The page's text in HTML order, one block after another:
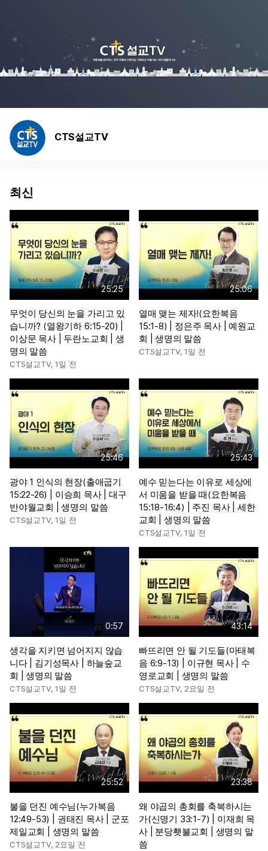
CTS설교TV
최신
25:25
무엇이 당신의 눈을 가리고 있
습니까? (열왕기하 6:15-20) |
이상문 목사 | 두란노교회 | 생
명의 말씀
CTS설교TV,1일 전
25:06
열매 맺는 제자!(요한복음
15:1-8) | 정은주 목사 | 예원교
회 | 생명의 말씀
CTS설교TV,1일 전
25:46
광야 1 인식의 현장(출애굽기
15:22-26) | 이승희 목사 | 대구
반야월교회 | 생명의 말씀
CTS설교TV,1일 전
25:43
예수 믿는다는 이유로 세상에
서 미움을 받을 때(요한복음
15:18-16:4) | 주진 목사 | 세한
교회 | 생명의 말씀
CTS설교TV,1일 전
0:57
생각을 지키면 넘어지지 않습
니다 | 김기성목사 | 하늘숲교
회 | 생명의 말씀
CTS설교TV,1일 전
43:14
빠뜨리면 안 될 기도들(마태복
음 6:9-13) | 이규현 목사 | 수
영로교회 | 생명의 말씀
CTS설교TV, 2요일 전
25:52
불을 던진 예수님(누가복음
12:49-53) | 권태진 목사 | 군포
제일교회 | 생명의 말씀
CTS설교TV, 2요일 전
23:38
왜 야곱의 총회를 축복하시는
가(신명기 33:1-7) | 이재희 목
사 | 분당횃불교회 | 생명의 말
씀